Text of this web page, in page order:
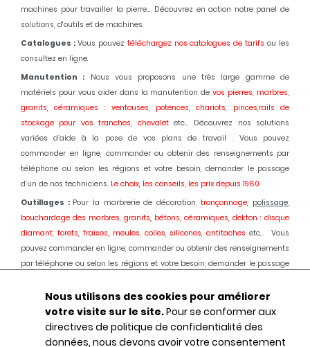
machines pour travailler la pierre... Découvrez en action notre panel de
solutions, d'outils et de machines.
Catalogues : Vous pouvez téléchargez nos catalogues de tarifs ou les
consultez en ligne.
Manutention : Nous vous proposons une très large gamme de
matériels pour vous aider dans la manutention devos pierres, marbres,
granits, céramiques : ventouses, potences, chariots, pinces,rails de
stockage pour vos tranches, chevalet etc... Découvrez nos solutions
variées d’aide à la pose de vos plans de travail . Vous pouvez
commander en ligne, commander ou obtenir des renseignements par
téléphone ou selon les régions et votre besoin, demander le passage
d'un de nos techniciens. Le choix, les conseils, les prix depuis 1980.
Outillages : Pour la marbrerie de décoration,tronçonnage, polissage,
bouchardage des marbres, granits, bétons, céramiques, dekton : disque
diamant, forets, fraises, meules, colles, silicones, antitaches etc... Vous
pouvez commander en ligne, commander ou obtenir des renseignements
par téléphone ou selon les régions et votre besoin, demander le passage
Machines : Pour la marbrerie de décoration, usinage etpolissage
marbres, granits, bétons, céramiques, dekton :Débiteuses, découpes jet
polissageautomatique des chants, centres d'usinages 3 et 5 axes,
robot, fil diamant, traitement des boues, aspiration des poussières,
Nous utilisons des cookies pour améliorer
votre visite sur le site.Pour se conformer aux
directives de politique de confidentialité des
données, nous devons avoir votre consentement